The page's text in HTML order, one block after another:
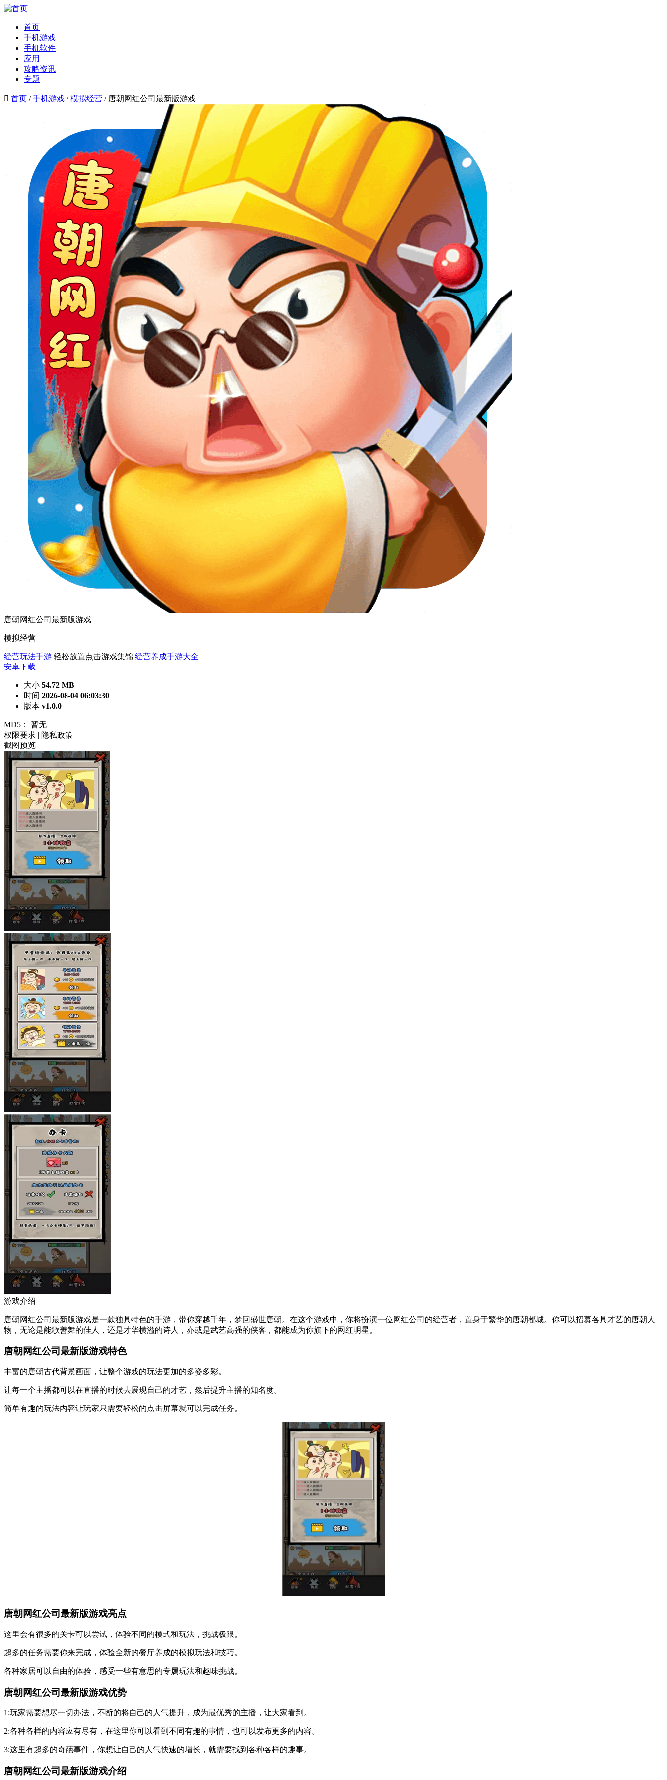
首页
手机游戏
手机软件
应用
攻略资讯
专题
 首页 / 手机游戏 / 模拟经营 / 唐朝网红公司最新版游戏
唐朝网红公司最新版游戏
模拟经营
经营玩法手游 轻松放置点击游戏集锦 经营养成手游大全
安卓下载
大小 54.72 MB
时间 2026-08-04 06:03:30
版本 v1.0.0
MD5： 暂无
权限要求 | 隐私政策
截图预览
游戏介绍
唐朝网红公司最新版游戏是一款独具特色的手游，带你穿越千年，梦回盛世唐朝。在这个游戏中，你将扮演一位网红公司的经营者，置身于繁华的唐朝都城。你可以招募各具才艺的唐朝人
物，无论是能歌善舞的佳人，还是才华横溢的诗人，亦或是武艺高强的侠客，都能成为你旗下的网红明星。
唐朝网红公司最新版游戏特色
丰富的唐朝古代背景画面，让整个游戏的玩法更加的多姿多彩。
让每一个主播都可以在直播的时候去展现自己的才艺，然后提升主播的知名度。
简单有趣的玩法内容让玩家只需要轻松的点击屏幕就可以完成任务。
唐朝网红公司最新版游戏亮点
这里会有很多的关卡可以尝试，体验不同的模式和玩法，挑战极限。
超多的任务需要你来完成，体验全新的餐厅养成的模拟玩法和技巧。
各种家居可以自由的体验，感受一些有意思的专属玩法和趣味挑战。
唐朝网红公司最新版游戏优势
1:玩家需要想尽一切办法，不断的将自己的人气提升，成为最优秀的主播，让大家看到。
2:各种各样的内容应有尽有，在这里你可以看到不同有趣的事情，也可以发布更多的内容。
3:这里有超多的奇葩事件，你想让自己的人气快速的增长，就需要找到各种各样的趣事。
唐朝网红公司最新版游戏介绍